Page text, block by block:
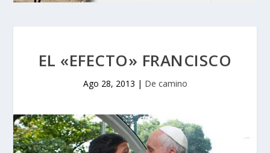
EL «EFECTO» FRANCISCO
Ago 28, 2013 | De camino